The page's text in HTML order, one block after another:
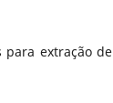
para extração de